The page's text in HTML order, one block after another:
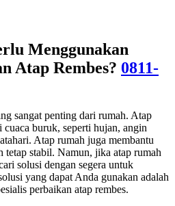
Menggunakan
Atap Rembes? 0811-
sangat penting dari rumah. Atap
buruk, seperti hujan, angin
Atap rumah juga membantu
tetap stabil. Namun, jika atap rumah
solusi dengan segera untuk
yang dapat Anda gunakan adalah
perbaikan atap rembes.